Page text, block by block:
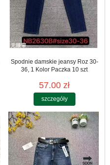
Spodnie damskie jeansy Roz 30-
36, 1 Kolor Paczka 10 szt
57.00 zł
szczegóły